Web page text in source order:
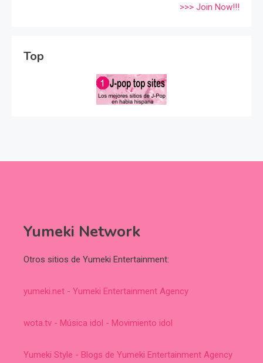
>>> Join Now!!!
Top
Yumeki Network
Otros sitios de Yumeki Entertainment:
yumeki.net - Yumeki Entertainment Agency
wota.tv - Música idol - Movimiento idol
Yumeki Style - Blogs de Yumeki Entertainment Agency